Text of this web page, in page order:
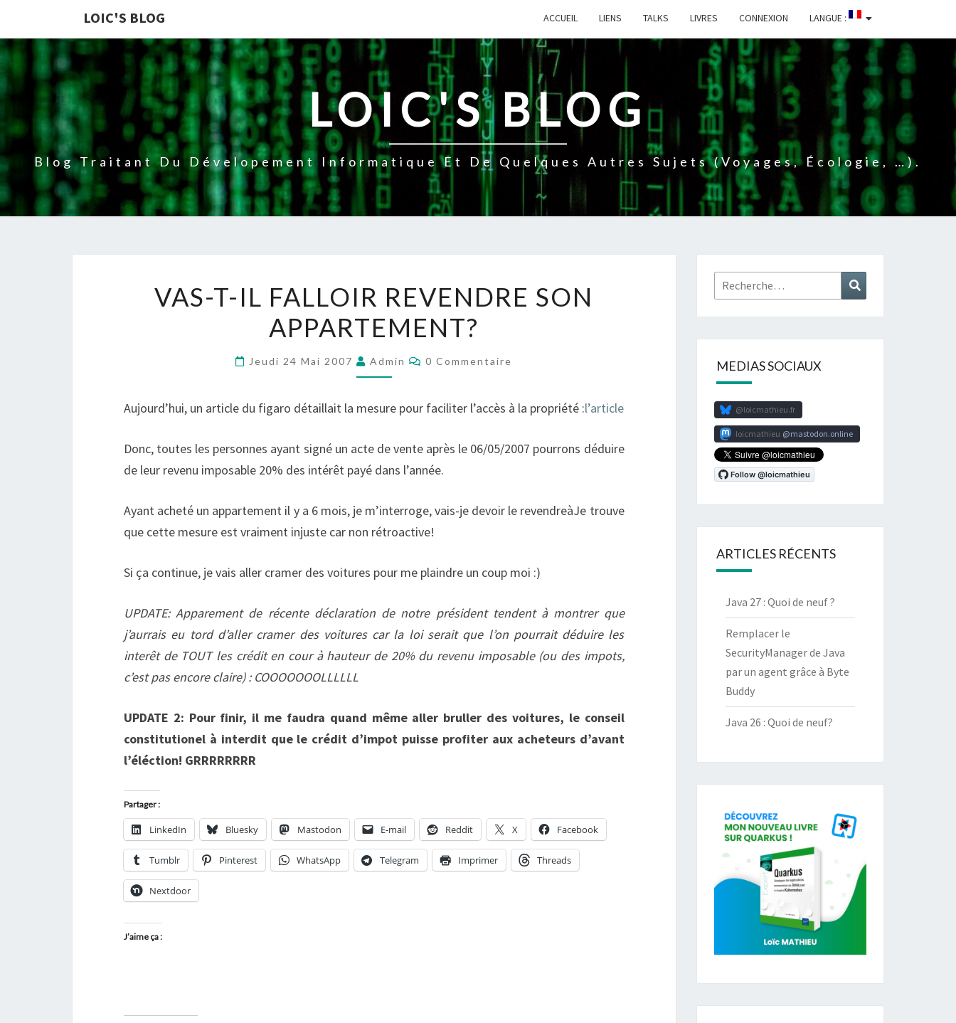
LOIC'S BLOG ACCUEIL LIENS TALKS LIVRES CONNEXION LANGUE :
LOIC'S BLOG
Blog Traitant Du Dévelopement Informatique Et De Quelques Autres Sujets (voyages, Écologie, …).
T-
IL
FALLOIR
REVENDRE
APPARTEMENT?
VAS-T-IL FALLOIR REVENDRE SON
APPARTEMENT?
Jeudi 24 Mai 2007 Admin Commentaires
0 Commentaire
Aujourd’hui, un article du figaro détaillait la mesure pour faciliter l’accès à la propriété :l’article
Donc, toutes les personnes ayant signé un acte de vente après le 06/05/2007 pourrons déduire
de leur revenu imposable 20% des intérêt payé dans l’année.
Ayant acheté un appartement il y a 6 mois, je m’interroge, vais-je devoir le revendreàJe trouve
que cette mesure est vraiment injuste car non rétroactive!
Si ça continue, je vais aller cramer des voitures pour me plaindre un coup moi :)
UPDATE: Apparement de récente déclaration de notre président tendent à montrer que
j’aurrais eu tord d’aller cramer des voitures car la loi serait que l’on pourrait déduire les
interêt de TOUT les crédit en cour à hauteur de 20% du revenu imposable (ou des impots,
c’est pas encore claire) : COOOOOOOLLLLLL
UPDATE 2: Pour finir, il me faudra quand même aller bruller des voitures, le conseil
constitutionel à interdit que le crédit d’impot puisse profiter aux acheteurs d’avant
l’éléction! GRRRRRRRR
Partager :
LinkedIn Bluesky Mastodon E-mail Reddit X Facebook
Tumblr Pinterest WhatsApp Telegram Imprimer Threads
Nextdoor
J’aime ça :
Rechercher :
MEDIAS SOCIAUX
@loicmathieu.fr
loicmathieu mastodon.online
ARTICLES RÉCENTS
Java 27 : Quoi de neuf ?
Remplacer le
SecurityManager de Java
par un agent grâce à Byte
Buddy
Java 26 : Quoi de neuf?